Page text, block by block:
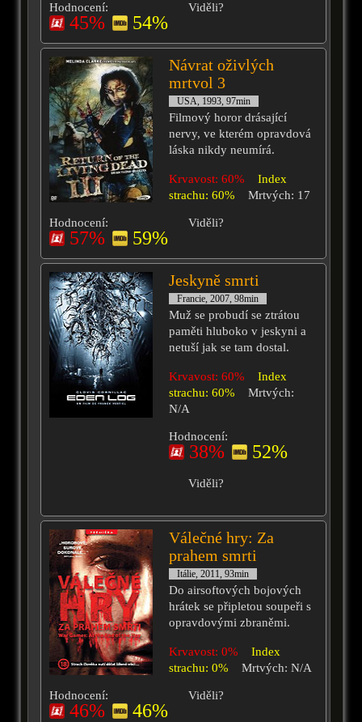
Hodnocení:
45% 54%
Viděli?
Návrat oživlých
mrtvol 3
USA, 1993, 97min
Filmový horor drásající
nervy, ve kterém opravdová
láska nikdy neumírá.
Krvavost: 60%
Index
strachu: 60%
Mrtvých: 17
Hodnocení:
57% 59%
Viděli?
Jeskyně smrti
Francie, 2007, 98min
Muž se probudí se ztrátou
paměti hluboko v jeskyni a
netuší jak se tam dostal.
Krvavost: 60%
Index
strachu: 60%
Mrtvých:
N/A
Hodnocení:
38% 52%
Viděli?
Válečné hry: Za
prahem smrti
Itálie, 2011, 93min
Do airsoftových bojových
hrátek se připletou soupeři s
opravdovými zbraněmi.
Krvavost: 0%
Index
strachu: 0%
Mrtvých: N/A
Hodnocení:
46% 46%
Viděli?